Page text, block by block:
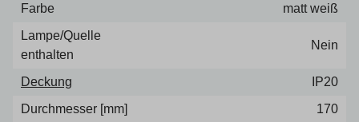
Farbe
matt weiß
Lampe/Quelle
enthalten
Nein
Deckung
IP20
Durchmesser [mm]
170